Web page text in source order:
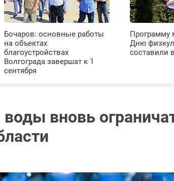
Бочаров: основные работы
на объектах
благоустройствах
Волгограда завершат к 1
сентября
Программу
Дню
составили
вновь